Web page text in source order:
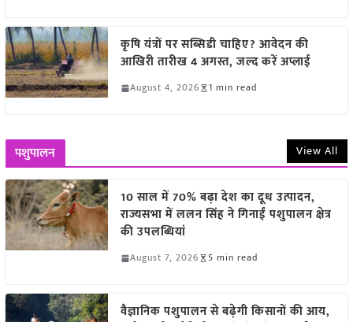
कृषि यंत्रों पर सब्सिडी चाहिए? आवेदन की
आखिरी तारीख 4 अगस्त, जल्द करें अप्लाई
August 4, 2026 1 min read
पशुपालन View All
10 साल में 70% बढ़ा देश का दूध उत्पादन,
राज्यसभा में ललन सिंह ने गिनाईं पशुपालन क्षेत्र
की उपलब्धियां
August 7, 2026 5 min read
वैज्ञानिक पशुपालन से बढ़ेगी किसानों की आय,